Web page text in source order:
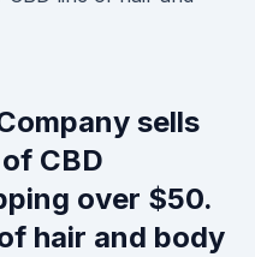
sells
CBD
over $50.
hair and body